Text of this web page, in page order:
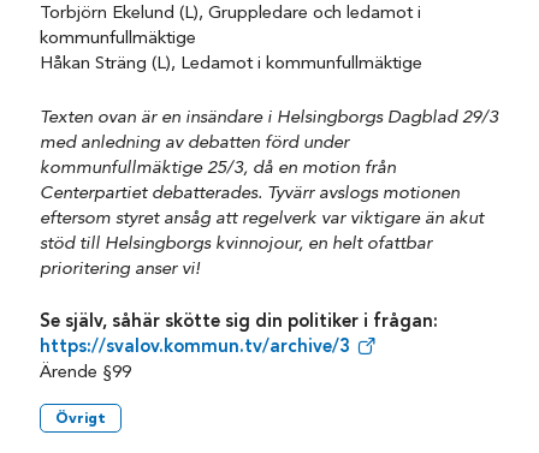
Torbjörn Ekelund (L), Gruppledare och ledamot i
kommunfullmäktige
Håkan Sträng (L), Ledamot i kommunfullmäktige
Texten ovan är en insändare i Helsingborgs Dagblad 29/3
med anledning av debatten förd under
kommunfullmäktige 25/3, då en motion från
Centerpartiet debatterades. Tyvärr avslogs motionen
eftersom styret ansåg att regelverk var viktigare än akut
stöd till Helsingborgs kvinnojour, en helt ofattbar
prioritering anser vi!
Se själv, såhär skötte sig din politiker i frågan:
https://svalov.kommun.tv/archive/3
Ärende §99
Övrigt